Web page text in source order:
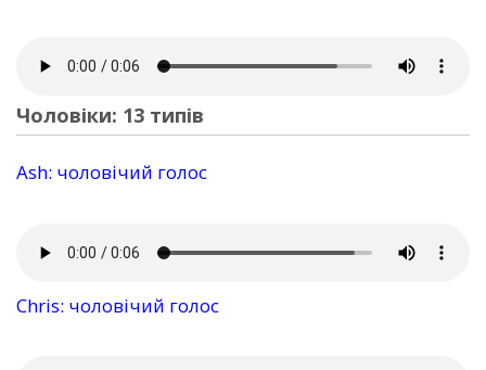
Чоловіки: 13 типів
Ash: чоловічий голос
Chris: чоловічий голос